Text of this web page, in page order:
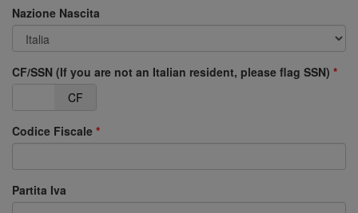
Nazione Nascita
CF/SSN (If you are not an Italian resident, please flag SSN)
CF
Codice Fiscale
Partita Iva